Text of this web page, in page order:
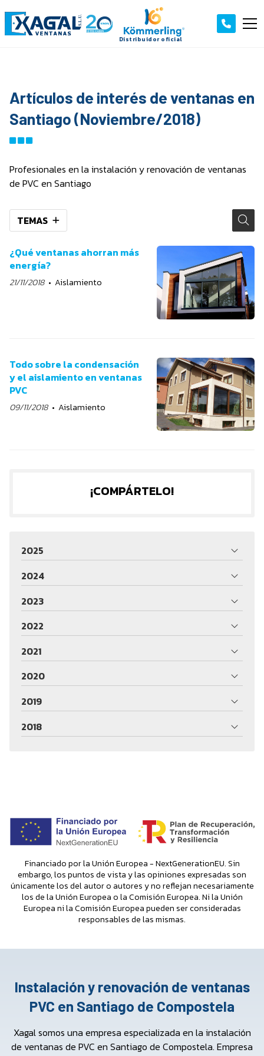
Artículos de interés de ventanas en
Santiago (Noviembre/2018)
Profesionales en la instalación y renovación de ventanas
de PVC en Santiago
TEMAS
¿Qué ventanas ahorran más
energía?
21/11/2018 Aislamiento
Todo sobre la condensación
y el aislamiento en ventanas
PVC
09/11/2018 Aislamiento
¡COMPÁRTELO!
2025
2024
2023
2022
2021
2020
2019
2018
Financiado por la Unión Europea - NextGenerationEU. Sin
embargo, los puntos de vista y las opiniones expresadas son
únicamente los del autor o autores y no reflejan necesariamente
los de la Unión Europea o la Comisión Europea. Ni la Unión
Europea ni la Comisión Europea pueden ser consideradas
responsables de las mismas.
Instalación y renovación de ventanas
PVC en Santiago de Compostela
Xagal somos una empresa especializada en la instalación
de ventanas de PVC en Santiago de Compostela. Empresa